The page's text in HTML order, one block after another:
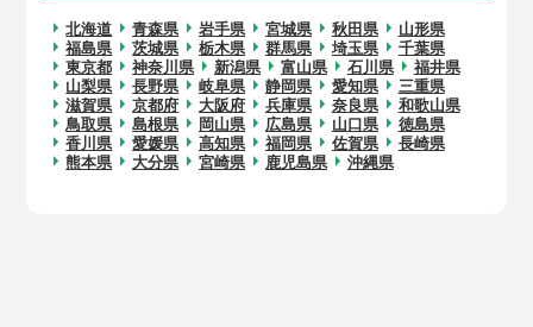
北海道 青森県 岩手県 宮城県 秋田県
山形県
福島県
茨城県 栃木県 群馬県 埼玉県
千葉県
東京都
神奈川県 新潟県 富山県 石川県
福井県
山梨県
長野県 岐阜県 静岡県 愛知県
三重県
滋賀県
京都府 大阪府 兵庫県 奈良県
和歌山県
鳥取県
島根県 岡山県 広島県 山口県
徳島県
香川県
愛媛県 高知県 福岡県 佐賀県
長崎県
熊本県
大分県 宮崎県 鹿児島県 沖縄県